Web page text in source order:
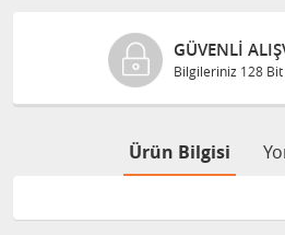
GÜVENLI
Bilgileriniz 128 Bit
Ürün Bilgisi